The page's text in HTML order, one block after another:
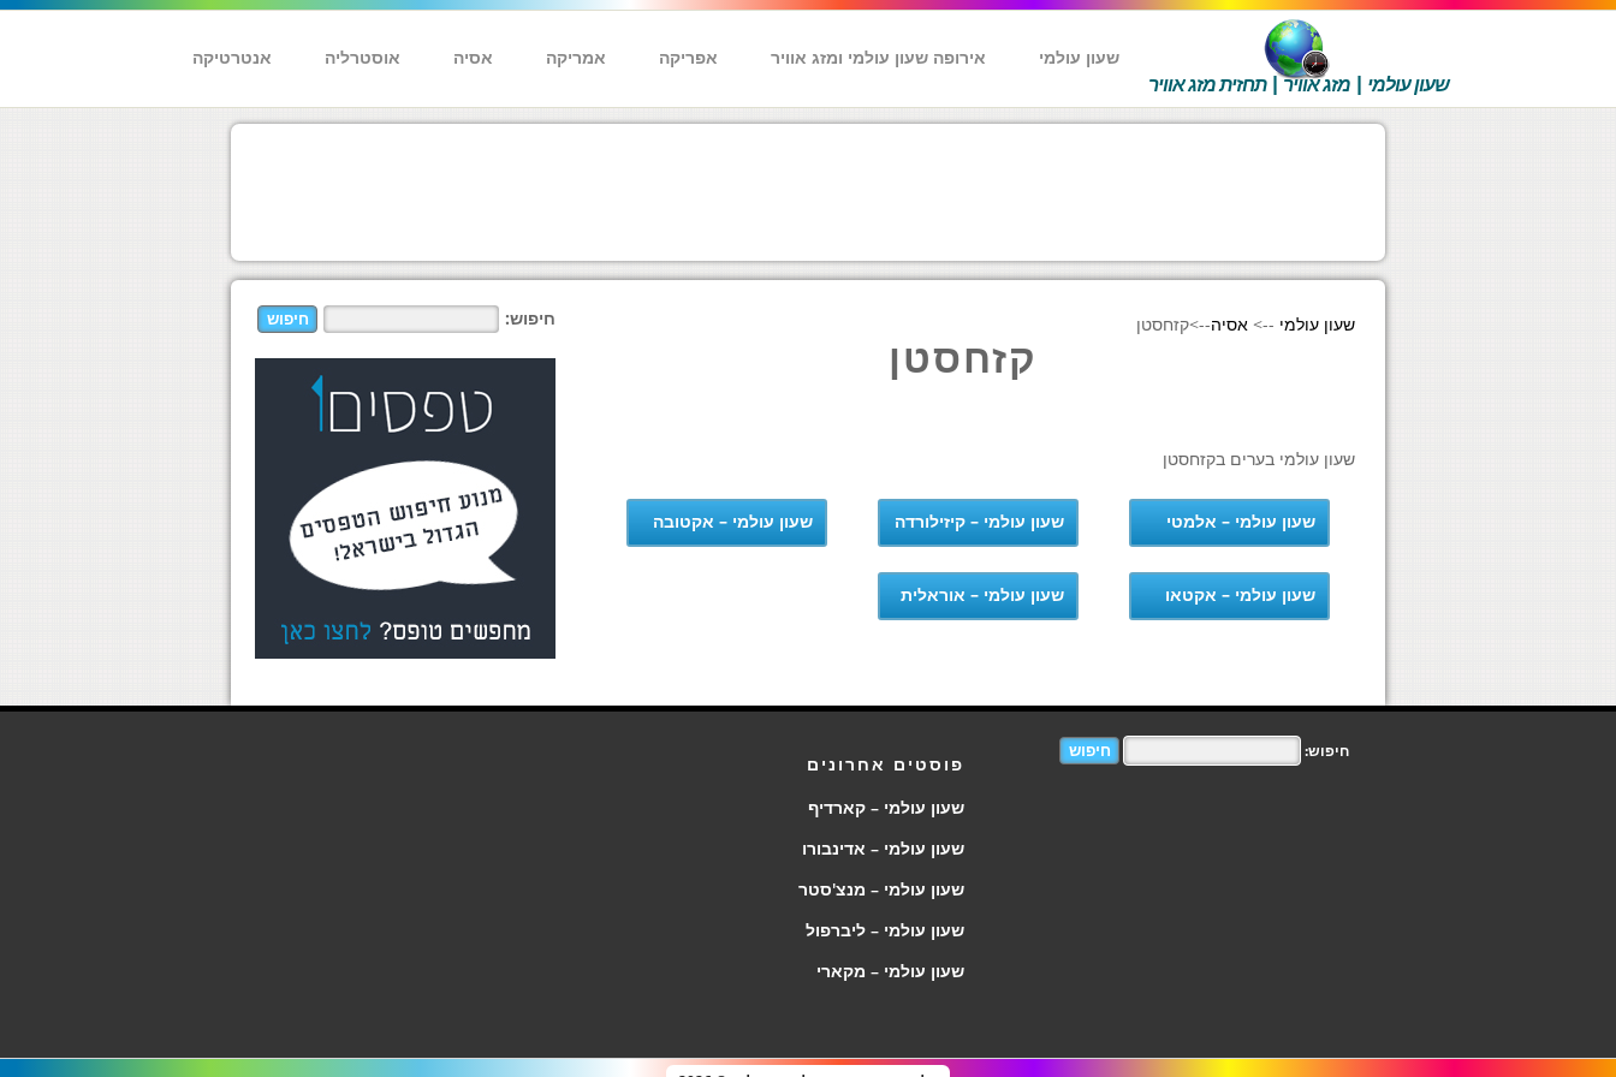
שעון עולמי | מזג אוויר | תחזית מזג אוויר
שעון עולמי אירופה שעון עולמי ומזג אוויר אפריקה אמריקה אסיה אוסטרליה אנטרטיקה
שעון עולמי --> אסיה-->קזחסטן
קזחסטן
שעון עולמי בערים בקזחסטן
שעון עולמי – אלמטי שעון עולמי – קיזילורדה שעון עולמי – אקטובה
שעון עולמי – אקטאו שעון עולמי – אוראלית
חיפוש:
חיפוש:
פוסטים אחרונים
שעון עולמי – קארדיף
שעון עולמי – אדינבורו
שעון עולמי – מנצ'סטר
שעון עולמי – ליברפול
שעון עולמי – מקארי